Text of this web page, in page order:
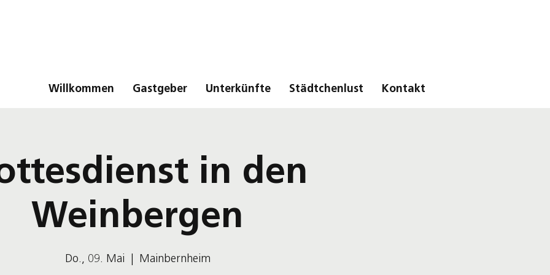
Willkommen Gastgeber Unterkünfte Städtchenlust Kontakt
in den
Weinbergen
Do., 09. Mai Mainbernheim